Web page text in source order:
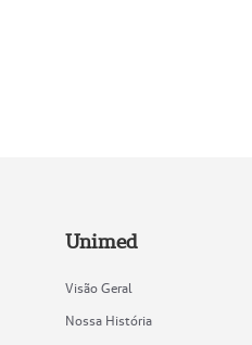
Unimed
Visão Geral
Nossa História